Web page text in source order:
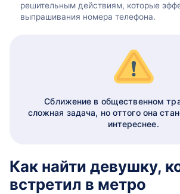
решительным действиям, которые
выпрашивания номера телефона.
Сближение в общественном
сложная задача, но оттого она
интереснее.
Как найти девушку,
встретил в метро